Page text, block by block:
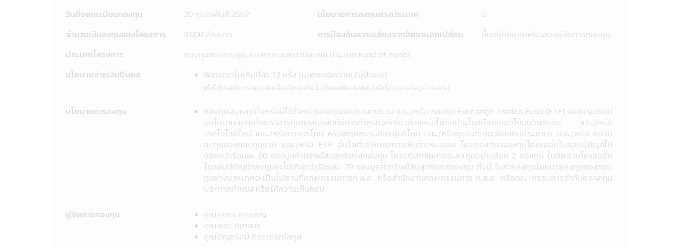
11. ข้อมูลในแอปพลิเคชันผ่านโทรศัพท์มือถือนี้เป็นข้อมูลทั่วไป ไม่ใช่คำแนะนำหรือความเห็น และไม่ถือเป็นการแทนคำแนะนำ หรือมีความมุ่งหมาย
ข้อมูลหรือตัดสินใจจากเนื้อหาในเว็ปไซด์นี้ไม่อาจเรียกร้องได้
มิได้เป็นการแสดงว่าคณะกรรมการ ก.ล.ต. และสำนักงานคณะกรรมการ ก.ล.ต. ได้รับรองถึงความถูกต้องของข้อมูลในหนังสือชี้ชวน และมิได้ประกัน
ราคาหน่วยลงทุนที่เสนอขาย
13. การวัดผลการดำเนินงานของกองทุนรวมในแอปพลิเคชันผ่านโทรศัพท์มือถือนี้ ใช้วิธีวัดผลการดำเนินงานตามมาตรฐานที่สมาคมบริษัทจัดการ
ลงทุนกำหนด และผลการดำเนินงานในอดีตของกองทุนรวม มิได้เป็นสิ่งยืนยันถึงผลการดำเนินงานในอนาคต
ลงทุนโดยได้ตระหนักถึงความถูกต้องของข้อมูล แต่อย่างไรก็ตามบริษัทจัดการไม่สามารถรับประกันถึงความถูกต้อง และความเป็นปัจจุบันของข้อมูล
ทั้งหมดที่ปรากฏในแอปพลิเคชันผ่านโทรศัพท์มือถือนี้ได้
15. บริษัทจัดการขอสงวนสิทธิ์ในการแก้ไข ปรับปรุง หรือเปลี่ยนแปลงข้อมูลใดๆ ในแอปพลิเคชันผ่านโทรศัพท์มือถือนี้ได้โดยไม่จำเป็นต้องแจ้งให้
16. บริษัทจัดการอนุญาตให้พนักงานของบริษัทจัดการลงทุนในหลักทรัพย์เพื่อตนเองได้ โดยจะต้องปฏิบัติตามจรรยาบรรณ และประกาศต่างๆ ที่
สมาคมบริษัทจัดการลงทุนกำหนด และจะต้องเปิดเผยการลงทุนดังกล่าวให้บริษัทจัดการทราบเพื่อที่บริษัทจัดการจะสามารถกำกับ และดูแลการซื้อ
17. บริษัทจัดการ และผู้บริหาร รวมถึงพนักงานเจ้าหน้าที่ของบริษัท ขอสงวนสิทธิ์ที่จะไม่รับผิดชอบต่อความเสียหายทุกกรณีที่เกิดขึ้นกับข้อมูล และ/
มือถือที่ร่วมกิจกรรมกับบริษัท
18. บริษัทจัดการขอสงวนสิทธิ์ของข้อมูลใดๆ ในแอปพลิเคชันผ่านโทรศัพท์มือถือนี้ โดยห้ามมิให้ผู้ใดเผยแพร่ อ้างอิง ลอกเลียน ทำซ้ำ หรือแก้ไข
ด้วยวิธีการใดๆ ไม่ว่าทั้งหมด หรือบางส่วนของข้อมูลในแอปพลิเคชันผ่านโทรศัพท์มือถือนี้ เว้นแต่จะได้รับอนุญาตเป็นลายลักษณ์อักษรจากบริษัท
วันที่จดทะเบียนกองทุน
20 กุมภาพันธ์ 2562 นโยบายการลงทุนต่างประเทศ
มี
จำนวนเงินลงทุนของโครงการ
3,000 ล้านบาท การป้องกันความเสี่ยงจากอัตราแลกเปลี่ยน
ขึ้นอยู่กับดุลยพินิจของผู้จัดการกองทุน
ประเภทโครงการ
กองทุนตราสารทุน, กองทุนรวมหน่วยลงทุน ประเภท Fund of Funds
นโยบายจ่ายเงินปันผล
พิจารณาไม่เกินปีละ 12 ครั้ง (เฉพาะชนิดจ่ายเงินปันผล)
(ทั้งนี้ โปรดศึกษารายละเอียดเงื่อนไขการจ่ายเงิน ปันผลเพิ่มเติมในหนังสือชี้ชวนส่วนข้อมูลโครงการ)
นโยบายการลงทุน
กองทุนจะลงทุนในหรือมีไว้ซึ่งหน่วยลงทุนของกองทุนรวม และ/หรือ กองทุน Exchange Traded Fund (ETF) ต่างประเทศที่
มีนโยบายลงทุนในตราสารทุนของบริษัทที่มีการทำธุรกิจที่เกี่ยวข้องหรือได้รับประโยชน์จากแนวโน้มนวัตกรรม และ/หรือ
เทคโนโลยีใหม่ และ/หรือการบริโภค หรือพฤติกรรมของผู้บริโภค และ/หรือธุรกิจที่เกี่ยวข้องกับประชากร และ/หรือ หน่วย
ลงทุนของกองทุนรวม และ/หรือ ETF อื่นใดที่บริษัทจัดการเห็นว่าเหมาะสม โดยกองทุนจะลงทุนโดยเฉลี่ยในรอบปีบัญชีไม่
น้อยกว่าร้อยละ 80 ของมูลค่าทรัพย์สินสุทธิของกองทุน โดยบริษัทจัดการจะลงทุนอย่างน้อย 2 กองทุน ในสัดส่วนโดยเฉลี่ย
ในรอบปีบัญชีกองทุนละไม่เกินกว่าร้อยละ 79 ของมูลค่าทรัพย์สินสุทธิของกองทุน ทั้งนี้ ในการลงทุนในหน่วยลงทุนของกอง
ทุนต่างประเทศจะเป็นไปตามที่คณะกรรมการก.ล.ต. หรือสำนักงานคณะกรรมการ ก.ล.ต. หรือคณะกรรมการกำกับตลาดทุน
ประกาศกำหนดหรือให้ความเห็นชอบ
ผู้จัดการกองทุน
คุณศุภกร ตุลยธัญ
คุณพชร ทิมาสาร
คุณปัญชรัสมิ์ สีวราภรณ์สกุล